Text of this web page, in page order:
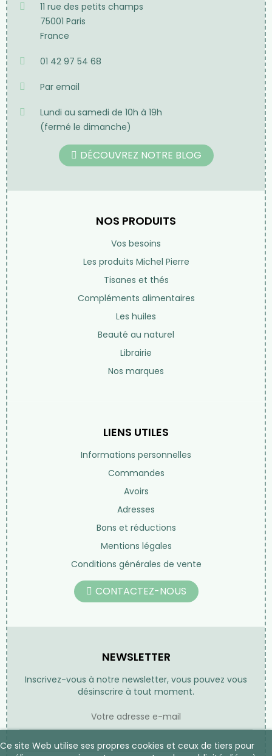
Ce site Web utilise ses propres cookies et ceux de tiers pour
11 rue des petits champs
75001 Paris
France
01 42 97 54 68
Par email
Lundi au samedi de 10h à 19h
(fermé le dimanche)
DÉCOUVREZ NOTRE BLOG
NOS PRODUITS
Vos besoins
Les produits Michel Pierre
Tisanes et thés
Compléments alimentaires
Les huiles
Beauté au naturel
Librairie
Nos marques
LIENS UTILES
Informations personnelles
Commandes
Avoirs
Adresses
Bons et réductions
Mentions légales
Conditions générales de vente
CONTACTEZ-NOUS
NEWSLETTER
Inscrivez-vous à notre newsletter, vous pouvez vous
désinscrire à tout moment.